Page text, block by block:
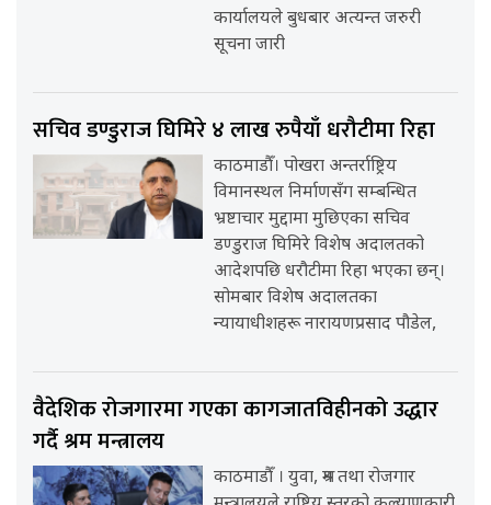
कार्यालयले बुधबार अत्यन्त जरुरी
सूचना जारी
सचिव डण्डुराज घिमिरे ४ लाख रुपैयाँ धरौटीमा रिहा
काठमाडौँ। पोखरा अन्तर्राष्ट्रिय
विमानस्थल निर्माणसँग सम्बन्धित
भ्रष्टाचार मुद्दामा मुछिएका सचिव
डण्डुराज घिमिरे विशेष अदालतको
आदेशपछि धरौटीमा रिहा भएका छन्।
सोमबार विशेष अदालतका
न्यायाधीशहरू नारायणप्रसाद पौडेल,
वैदेशिक रोजगारमा गएका कागजातविहीनको उद्धार
गर्दै श्रम मन्त्रालय
काठमाडौँ । युवा, श्रम तथा रोजगार